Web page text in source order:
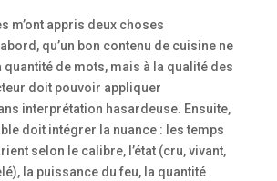
m’ont appris deux choses
qu’un bon contenu de cuisine ne
quantité de mots, mais à la qualité des
doit pouvoir appliquer
interprétation hasardeuse. Ensuite,
doit intégrer la nuance : les temps
selon le calibre, l’état (cru, vivant,
la puissance du feu, la quantité